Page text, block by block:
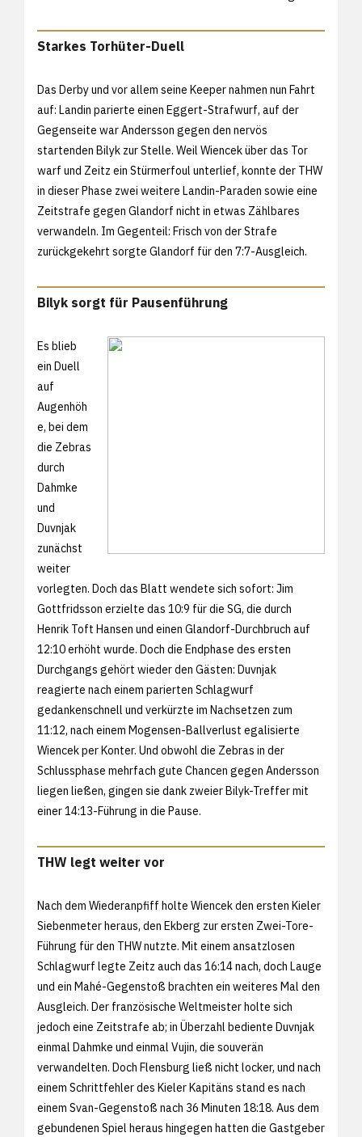
Starkes Torhüter-Duell
Das Derby und vor allem seine Keeper nahmen nun Fahrt
auf: Landin parierte einen Eggert-Strafwurf, auf der
Gegenseite war Andersson gegen den nervös
startenden Bilyk zur Stelle. Weil Wiencek über das Tor
warf und Zeitz ein Stürmerfoul unterlief, konnte der THW
in dieser Phase zwei weitere Landin-Paraden sowie eine
Zeitstrafe gegen Glandorf nicht in etwas Zählbares
verwandeln. Im Gegenteil: Frisch von der Strafe
zurückgekehrt sorgte Glandorf für den 7:7-Ausgleich.
Bilyk sorgt für Pausenführung
Es blieb
ein Duell
auf
Augenhöh
e, bei dem
die Zebras
durch
Dahmke
und
Duvnjak
zunächst
weiter
vorlegten. Doch das Blatt wendete sich sofort: Jim
Gottfridsson erzielte das 10:9 für die SG, die durch
Henrik Toft Hansen und einen Glandorf-Durchbruch auf
12:10 erhöht wurde. Doch die Endphase des ersten
Durchgangs gehört wieder den Gästen: Duvnjak
reagierte nach einem parierten Schlagwurf
gedankenschnell und verkürzte im Nachsetzen zum
11:12, nach einem Mogensen-Ballverlust egalisierte
Wiencek per Konter. Und obwohl die Zebras in der
Schlussphase mehrfach gute Chancen gegen Andersson
liegen ließen, gingen sie dank zweier Bilyk-Treffer mit
einer 14:13-Führung in die Pause.
THW legt weiter vor
Nach dem Wiederanpfiff holte Wiencek den ersten Kieler
Siebenmeter heraus, den Ekberg zur ersten Zwei-Tore-
Führung für den THW nutzte. Mit einem ansatzlosen
Schlagwurf legte Zeitz auch das 16:14 nach, doch Lauge
und ein Mahé-Gegenstoß brachten ein weiteres Mal den
Ausgleich. Der französische Weltmeister holte sich
jedoch eine Zeitstrafe ab; in Überzahl bediente Duvnjak
einmal Dahmke und einmal Vujin, die souverän
verwandelten. Doch Flensburg ließ nicht locker, und nach
einem Schrittfehler des Kieler Kapitäns stand es nach
einem Svan-Gegenstoß nach 36 Minuten 18:18. Aus dem
gebundenen Spiel heraus hingegen hatten die Gastgeber